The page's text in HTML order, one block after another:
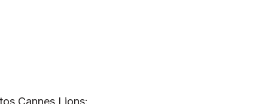
Cannes Lions: